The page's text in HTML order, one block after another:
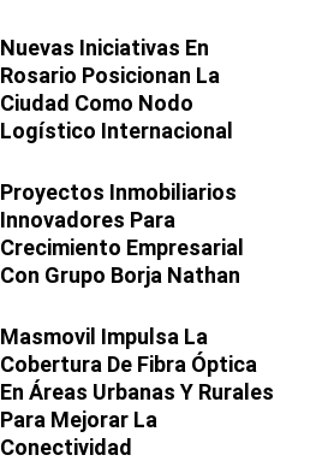
Nuevas Iniciativas En
Rosario Posicionan La
Ciudad Como Nodo
Logístico Internacional
Proyectos Inmobiliarios
Innovadores Para
Crecimiento Empresarial
Con Grupo Borja Nathan
Masmovil Impulsa La
Cobertura De Fibra Óptica
En Áreas Urbanas Y Rurales
Para Mejorar La
Conectividad